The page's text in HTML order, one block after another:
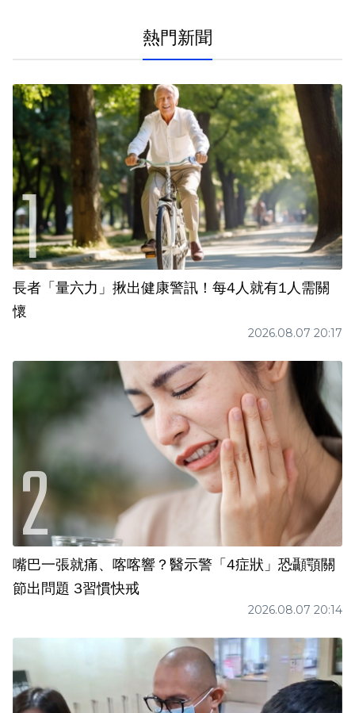
熱門新聞
長者「量六力」揪出健康警訊！每4人就有1人需關
懷
2026.08.07 20:17
嘴巴一張就痛、喀喀響？醫示警「4症狀」恐顳顎關
節出問題 3習慣快戒
2026.08.07 20:14